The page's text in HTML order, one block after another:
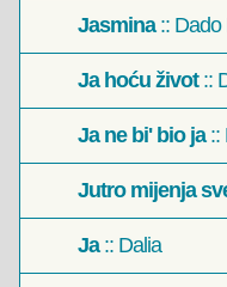
Jasmina:: Dado
Ja hoću život::
Ja ne bi' bio ja::
Jutro mijenja
Ja:: Dalia